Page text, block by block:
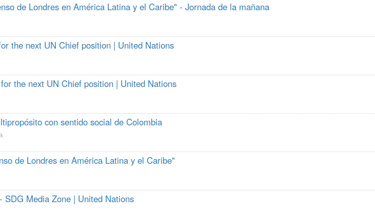
de Londres en América Latina y el Caribe" - Jornada de la mañana
the next UN Chief position | United Nations
the next UN Chief position | United Nations
con sentido social de Colombia
de Londres en América Latina y el Caribe"
Media Zone | United Nations